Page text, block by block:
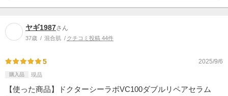
ヤギ1987さん
37歳 混合肌 クチコミ投稿 44件
5 2025/9/6
購入品 現品
【使った商品】ドクターシーラボVC100ダブルリペアセラム